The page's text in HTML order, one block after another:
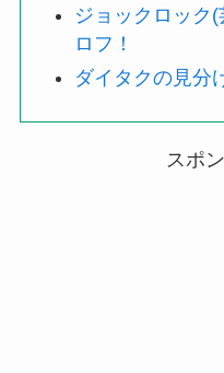
ジョックロック
ロフ！
ダイタクの見分
スポ